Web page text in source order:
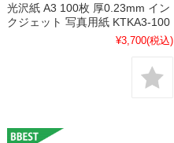
光沢紙 A3 100枚 厚0.23mm イン
クジェット 写真用紙 KTKA3-100
¥3,700(税込)